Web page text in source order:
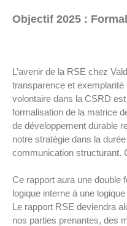
Objectif 2025 :
L’avenir de la RSE chez
transparence et exemplarité
volontaire dans la CSRD
formalisation de la matrice
de développement durable
notre stratégie dans la
communication structurant.
Ce rapport aura une double
logique interne à une
Le rapport RSE deviendra
nos parties prenantes, des